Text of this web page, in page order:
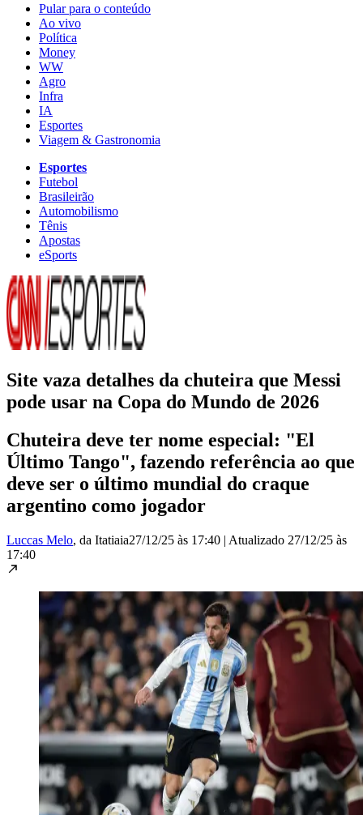
Pular para o conteúdo
Ao vivo
Política
Money
WW
Agro
Infra
IA
Esportes
Viagem & Gastronomia
Esportes
Futebol
Brasileirão
Automobilismo
Tênis
Apostas
eSports
Site vaza detalhes da chuteira que Messi
pode usar na Copa do Mundo de 2026
Chuteira deve ter nome especial: "El
Último Tango", fazendo referência ao que
deve ser o último mundial do craque
argentino como jogador
Luccas Melo, da Itatiaia27/12/25 às 17:40 | Atualizado 27/12/25 às
17:40